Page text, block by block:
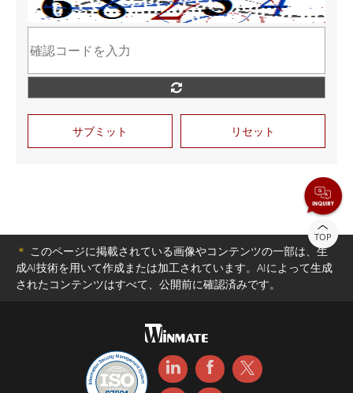
サブミット リセット
TOP
＊ このページに掲載されている画像やコンテンツの一部は、生
成AI技術を用いて作成または加工されています。AIによって生成
されたコンテンツはすべて、公開前に確認済みです。